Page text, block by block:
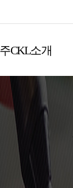
CKL소개